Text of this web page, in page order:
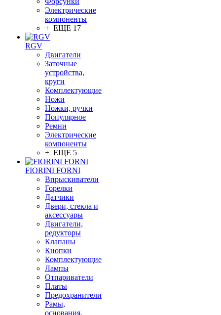
Электрические
компоненты
+ ЕЩЕ 17
RGV
Двигатели
Заточные
устройства,
круги
Комплектующие
Ножи
Ножки, ручки
Популярное
Ремни
Электрические
компоненты
+ ЕЩЕ 5
FIORINI FORNI
Впрыскиватели
Горелки
Датчики
Двери, стекла и
аксессуары
Двигатели,
редукторы
Клапаны
Кнопки
Комплектующие
Лампы
Отпариватели
Платы
Предохранители
Рамы,
основания,